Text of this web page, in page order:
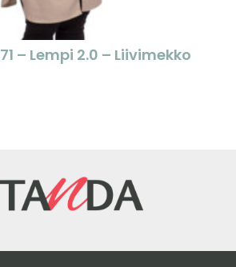
– Lempi 2.0 – Liivimekko